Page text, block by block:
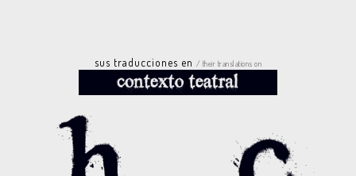
sus traducciones en / their translations on